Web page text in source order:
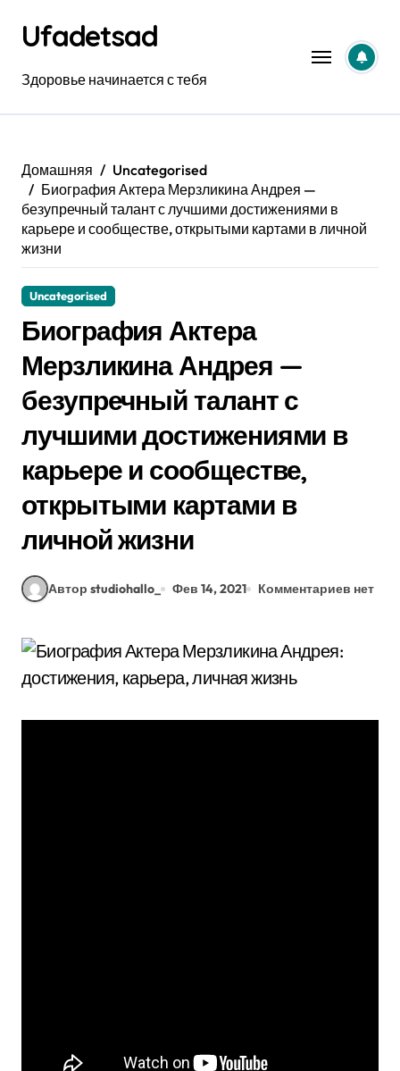
содержанию
Ufadetsad
Здоровье начинается с тебя
Домашняя
Uncategorised
Биография Актера Мерзликина Андрея —
безупречный талант с лучшими достижениями в
карьере и сообществе, открытыми картами в личной
жизни
Uncategorised
Биография Актера
Мерзликина Андрея —
безупречный талант с
лучшими достижениями в
карьере и сообществе,
открытыми картами в
личной жизни
Автор studiohallo_ Фев 14, 2021 Комментариев нет